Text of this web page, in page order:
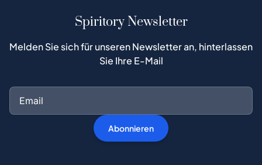
Spiritory Newsletter
Melden Sie sich für unseren Newsletter an, hinterlassen
Sie Ihre E-Mail
Abonnieren